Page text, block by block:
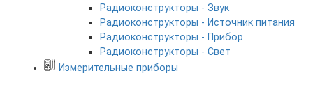
Радиоконструкторы - Звук
Радиоконструкторы - Источник питания
Радиоконструкторы - Прибор
Радиоконструкторы - Свет
Измерительные приборы